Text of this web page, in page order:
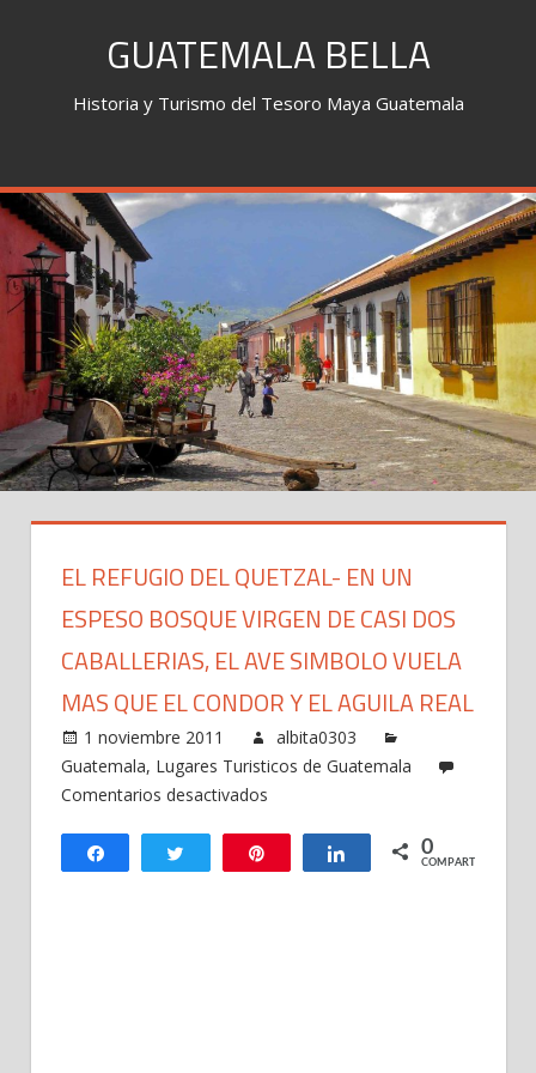
GUATEMALA BELLA
Historia y Turismo del Tesoro Maya Guatemala
EL REFUGIO DEL QUETZAL- EN UN
ESPESO BOSQUE VIRGEN DE CASI DOS
CABALLERIAS, EL AVE SIMBOLO VUELA
MAS QUE EL CONDOR Y EL AGUILA REAL
1 noviembre 2011
albita0303
Guatemala, Lugares Turisticos de Guatemala
Comentarios desactivados
del
Compartir Twittear Compartir
0
COMPARTIR